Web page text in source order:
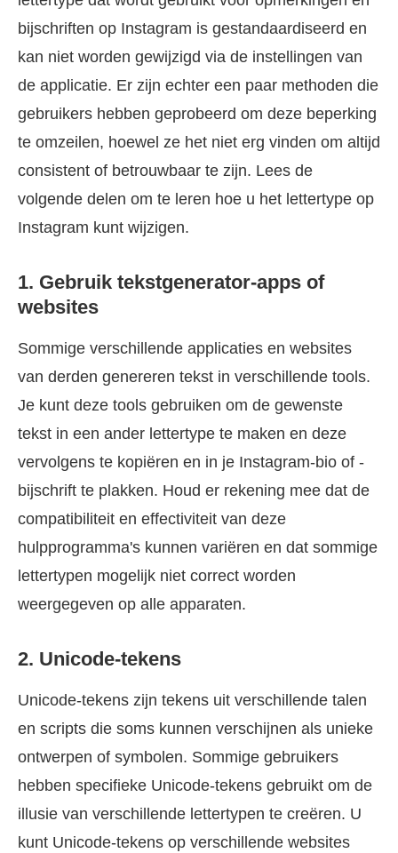
bijschriften op Instagram is gestandaardiseerd en
kan niet worden gewijzigd via de instellingen van
de applicatie. Er zijn echter een paar methoden die
gebruikers hebben geprobeerd om deze beperking
te omzeilen, hoewel ze het niet erg vinden om altijd
consistent of betrouwbaar te zijn. Lees de
volgende delen om te leren hoe u het lettertype op
Instagram kunt wijzigen.
1. Gebruik tekstgenerator-apps of
websites
Sommige verschillende applicaties en websites
van derden genereren tekst in verschillende tools.
Je kunt deze tools gebruiken om de gewenste
tekst in een ander lettertype te maken en deze
vervolgens te kopiëren en in je Instagram-bio of -
bijschrift te plakken. Houd er rekening mee dat de
compatibiliteit en effectiviteit van deze
hulpprogramma's kunnen variëren en dat sommige
lettertypen mogelijk niet correct worden
weergegeven op alle apparaten.
2. Unicode-tekens
Unicode-tekens zijn tekens uit verschillende talen
en scripts die soms kunnen verschijnen als unieke
ontwerpen of symbolen. Sommige gebruikers
hebben specifieke Unicode-tekens gebruikt om de
illusie van verschillende lettertypen te creëren. U
kunt Unicode-tekens op verschillende websites